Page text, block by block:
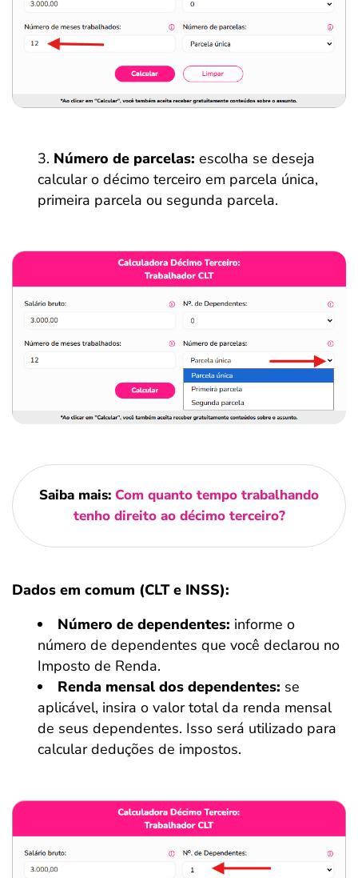
Número de parcelas: escolha se deseja
calcular o décimo terceiro em parcela única,
primeira parcela ou segunda parcela.
Saiba mais: Com quanto tempo trabalhando
tenho direito ao décimo terceiro?
Dados em comum (CLT e INSS):
Número de dependentes: informe o
número de dependentes que você declarou no
Imposto de Renda.
Renda mensal dos dependentes: se
aplicável, insira o valor total da renda mensal
de seus dependentes. Isso será utilizado para
calcular deduções de impostos.